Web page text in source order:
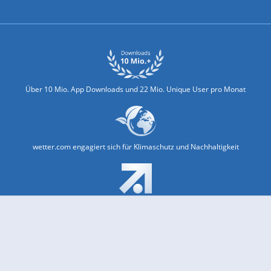
Über 10 Mio. App Downloads und 22 Mio. Unique User pro Monat
wetter.com engagiert sich für Klimaschutz und Nachhaltigkeit